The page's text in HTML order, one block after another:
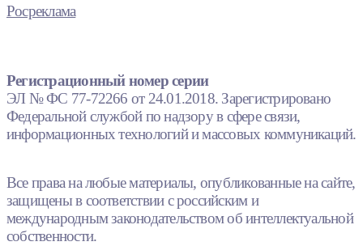
Росреклама
Регистрационный номер серии
ЭЛ № ФС 77-72266 от 24.01.2018. Зарегистрировано
Федеральной службой по надзору в сфере связи,
информационных технологий и массовых коммуникаций.
Все права на любые материалы, опубликованные на сайте,
защищены в соответствии с российским и
международным законодательством об интеллектуальной
собственности.